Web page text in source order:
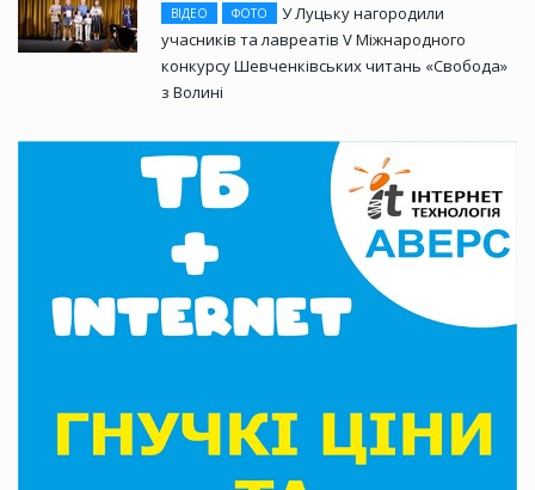
ВІДЕО
ФОТО
У Луцьку нагородили
учасників та лавреатів V Міжнародного
конкурсу Шевченківських читань «Свобода»
з Волині